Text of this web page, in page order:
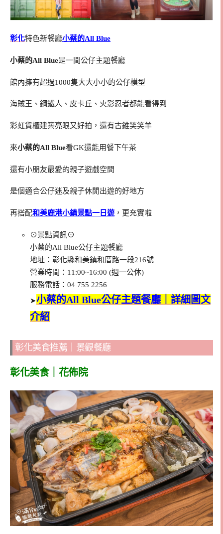
彰化特色新餐廳小蔡的All Blue
小蔡的All Blue是一間公仔主題餐廳
館內擁有超過1000隻大大小小的公仔模型
海賊王、鋼鐵人、皮卡丘、火影忍者都能看得到
彩虹貨櫃建築亮眼又好拍，還有古錐笑笑羊
來小蔡的All Blue看GK還能用餐下午茶
還有小朋友最愛的親子遊戲空間
是個適合公仔迷及親子休閒出遊的好地方
再搭配和美鹿港小鎮景點一日遊 ，更充實啦
⊙景點資訊⊙
小蔡的All Blue公仔主題餐廳
地址：彰化縣和美鎮和厝路一段216號
營業時間：11:00~16:00 (週一公休)
服務電話：04 755 2256
➤小蔡的All Blue公仔主題餐廳｜詳細圖文
介紹
彰化美食推薦｜景觀餐廳
彰化美食｜花佈院